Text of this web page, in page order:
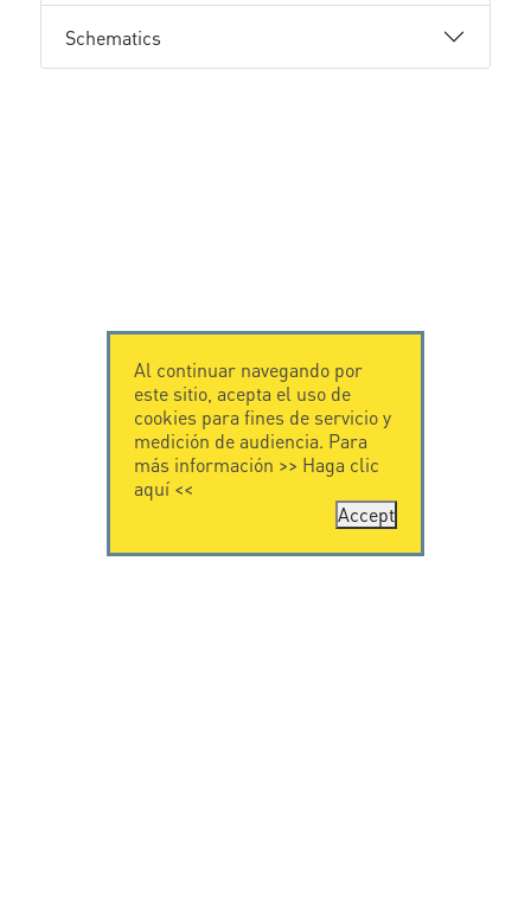
Schematics
Al continuar navegando por
este sitio, acepta el uso de
cookies para fines de servicio y
medición de audiencia. Para
más información >> Haga clic
aquí<<
Accept